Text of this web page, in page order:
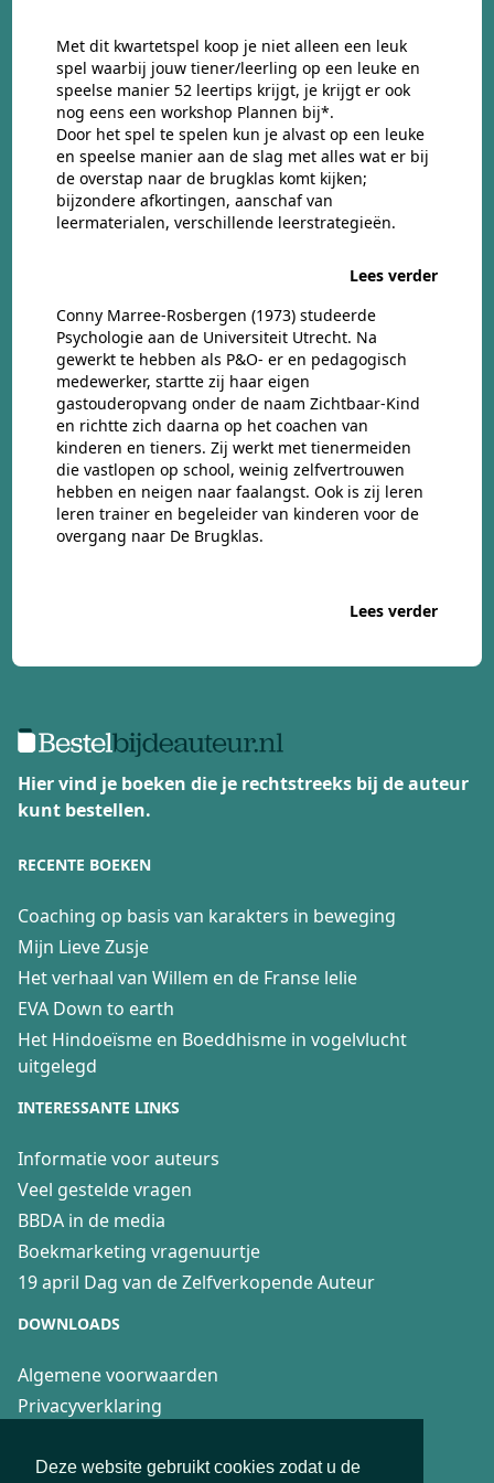
Deze website gebruikt cookies zodat u de
Met dit kwartetspel koop je niet alleen een leuk
spel waarbij jouw tiener/leerling op een leuke en
speelse manier 52 leertips krijgt, je krijgt er ook
nog eens een workshop Plannen bij*.
Door het spel te spelen kun je alvast op een leuke
en speelse manier aan de slag met alles wat er bij
de overstap naar de brugklas komt kijken;
bijzondere afkortingen, aanschaf van
leermaterialen, verschillende leerstrategieën.
Lees verder
Conny Marree-Rosbergen (1973) studeerde
Psychologie aan de Universiteit Utrecht. Na
gewerkt te hebben als P&O- er en pedagogisch
medewerker, startte zij haar eigen
gastouderopvang onder de naam Zichtbaar-Kind
en richtte zich daarna op het coachen van
kinderen en tieners. Zij werkt met tienermeiden
die vastlopen op school, weinig zelfvertrouwen
hebben en neigen naar faalangst. Ook is zij leren
leren trainer en begeleider van kinderen voor de
overgang naar De Brugklas.
Lees verder
Hier vind je boeken die je rechtstreeks bij de auteur
kunt bestellen.
RECENTE BOEKEN
Coaching op basis van karakters in beweging
Mijn Lieve Zusje
Het verhaal van Willem en de Franse lelie
EVA Down to earth
Het Hindoeïsme en Boeddhisme in vogelvlucht
uitgelegd
INTERESSANTE LINKS
Informatie voor auteurs
Veel gestelde vragen
BBDA in de media
Boekmarketing vragenuurtje
19 april Dag van de Zelfverkopende Auteur
DOWNLOADS
Algemene voorwaarden
Privacyverklaring
Fair Practice Code voor 4boeken